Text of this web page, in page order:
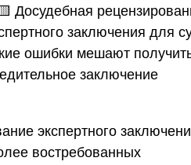
экспертного
востребованных